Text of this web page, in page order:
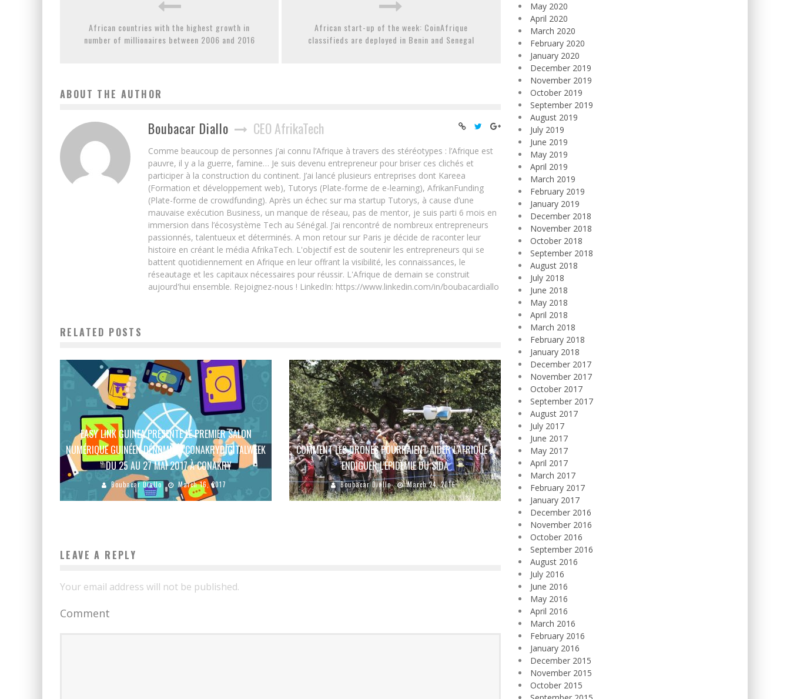
African countries with the highest growth in
number of millionaires between 2006 and 2016
African start-up of the week: CoinAfrique
classifieds are deployed in Benin and Senegal
ABOUT THE AUTHOR
Boubacar Diallo CEO AfrikaTech
Comme beaucoup de personnes j’ai connu l’Afrique à travers des stéréotypes : l’Afrique est
pauvre, il y a la guerre, famine… Je suis devenu entrepreneur pour briser ces clichés et
participer à la construction du continent. J’ai lancé plusieurs entreprises dont Kareea
(Formation et développement web), Tutorys (Plate-forme de e-learning), AfrikanFunding
(Plate-forme de crowdfunding). Après un échec sur ma startup Tutorys, à cause d’une
mauvaise exécution Business, un manque de réseau, pas de mentor, je suis parti 6 mois en
immersion dans l’écosystème Tech au Sénégal. J’ai rencontré de nombreux entrepreneurs
passionnés, talentueux et déterminés. A mon retour sur Paris je décide de raconter leur
histoire en créant le média AfrikaTech. L'objectif est de soutenir les entrepreneurs qui se
battent quotidiennement en Afrique en leur offrant la visibilité, les connaissances, le
réseautage et les capitaux nécessaires pour réussir. L'Afrique de demain se construit
aujourd'hui ensemble. Rejoignez-nous ! LinkedIn: https://www.linkedin.com/in/boubacardiallo
RELATED POSTS
EASY LINK GUINEA PRESENTE LE PREMIER SALON
NUMÉRIQUE GUINÉEN DÉNOMMÉ ‘’CONAKRYDIGITALWEEK
‘’ DU 25 AU 27 MAI 2017 À CONAKRY
Boubacar Diallo March 16, 2017
COMMENT LES DRONES POURRAIENT AIDER L’AFRIQUE À
ENDIGUER L’ÉPIDÉMIE DU SIDA
Boubacar Diallo March 24, 2016
LEAVE A REPLY
Your email address will not be published.
Comment
May 2020
April 2020
March 2020
February 2020
January 2020
December 2019
November 2019
October 2019
September 2019
August 2019
July 2019
June 2019
May 2019
April 2019
March 2019
February 2019
January 2019
December 2018
November 2018
October 2018
September 2018
August 2018
July 2018
June 2018
May 2018
April 2018
March 2018
February 2018
January 2018
December 2017
November 2017
October 2017
September 2017
August 2017
July 2017
June 2017
May 2017
April 2017
March 2017
February 2017
January 2017
December 2016
November 2016
October 2016
September 2016
August 2016
July 2016
June 2016
May 2016
April 2016
March 2016
February 2016
January 2016
December 2015
November 2015
October 2015